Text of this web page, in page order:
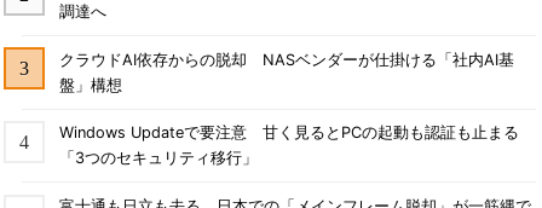
調達へ
クラウドAI依存からの脱却 NASベンダーが仕掛ける「社内AI基
盤」構想
Windows Updateで要注意 甘く見るとPCの起動も認証も止まる
「3つのセキュリティ移行」